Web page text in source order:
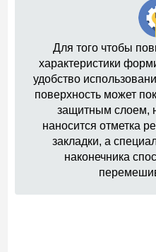
Для того чтобы
характеристики
удобство
поверхность может
защитным слоем,
наносится отметка
закладки, а
наконечника